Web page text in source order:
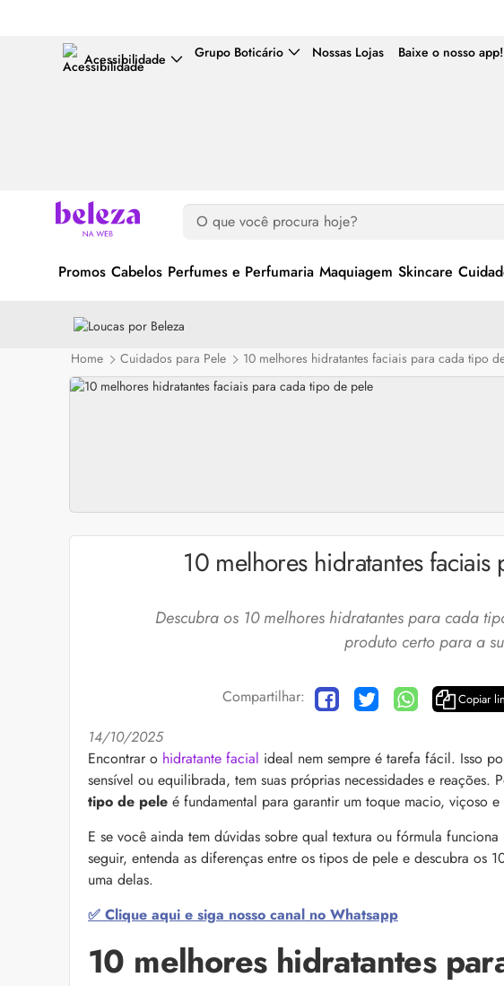
Acessibilidade Grupo Boticário Nossas Lojas Baixe o nosso app!
Promos Cabelos Perfumes e Perfumaria Maquiagem Skincare
Home
Cuidados para Pele 10 melhores hidratantes faciais para cada tipo
10 melhores hidratantes
Descubra os 10 melhores hidratantes para cada
produto certo para a
Compartilhar: Copiar
14/10/2025
Encontrar o hidratante facial ideal nem sempre é tarefa fácil. Isso
sensível ou equilibrada, tem suas próprias necessidades e reações.
tipo de pele é fundamental para garantir um toque macio, viçoso
E se você ainda tem dúvidas sobre qual textura ou fórmula
seguir, entenda as diferenças entre os tipos de pele e descubra os
uma delas.
✅ Clique aqui e siga nosso canal no Whatsapp
10 melhores hidratantes
Cuidados com a barba: 4 dicas e
O expert Willy Morales revela 5
barba para você incluir no dia a dia.
as recomendações do barbeiro